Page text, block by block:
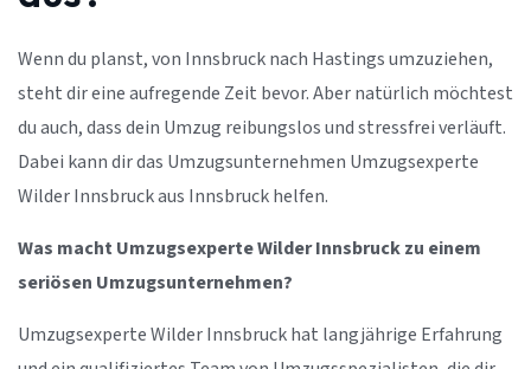
Wenn du planst, von Innsbruck nach Hastings umzuziehen,
steht dir eine aufregende Zeit bevor. Aber natürlich möchtest
du auch, dass dein Umzug reibungslos und stressfrei verläuft.
Dabei kann dir das Umzugsunternehmen Umzugsexperte
Wilder Innsbruck aus Innsbruck helfen.
Was macht Umzugsexperte Wilder Innsbruck zu einem
seriösen Umzugsunternehmen?
Umzugsexperte Wilder Innsbruck hat langjährige Erfahrung